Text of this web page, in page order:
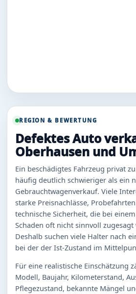
REGION & BEWERTUNG
Defektes Auto
Oberhausen und
Ein beschädigtes Fahrzeug privat
häufig deutlich schwieriger als ein
Gebrauchtwagenverkauf. Viele
starke Preisnachlässe,
technische Sicherheit, die bei
Schaden oft nicht sinnvoll zugesagt
Deshalb suchen viele Halter nach
bei der der Ist-Zustand im
Für eine realistische Einschätzung
Modell, Baujahr, Kilometerstand,
Pflegezustand, bekannte Mängel